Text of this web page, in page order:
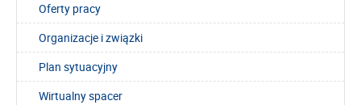
Oferty pracy
Organizacje i związki
Plan sytuacyjny
Wirtualny spacer